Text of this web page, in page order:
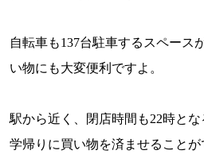
自転車も137台駐車するスペース
い物にも大変便利ですよ。
駅から近く、閉店時間も22時とな
学帰りに買い物を済ませること